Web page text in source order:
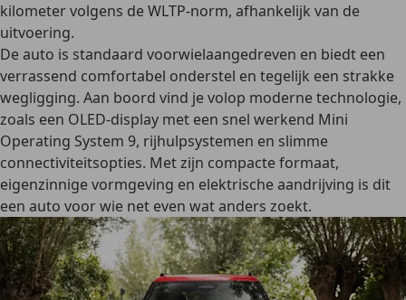
kilometer volgens de WLTP-norm, afhankelijk van de
uitvoering.
De auto is standaard voorwielaangedreven en biedt een
verrassend comfortabel onderstel en tegelijk een strakke
wegligging. Aan boord vind je volop moderne technologie,
zoals een OLED-display met een snel werkend Mini
Operating System 9, rijhulpsystemen en slimme
connectiviteitsopties. Met zijn compacte formaat,
eigenzinnige vormgeving en elektrische aandrijving is dit
een auto voor wie net even wat anders zoekt.